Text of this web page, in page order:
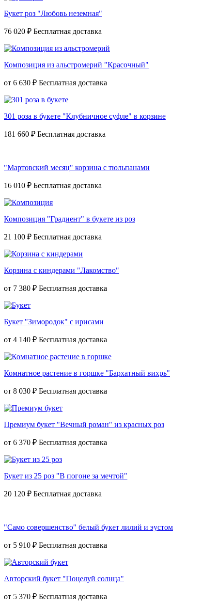
Букет роз "Любовь неземная"
76 020 ₽
Композиция из альстромерий "Красочный"
от 6 630 ₽
301 роза в букете "Клубничное суфле" в корзине
181 660 ₽
"Мартовский месяц" корзина с тюльпанами
16 010 ₽
Композиция "Градиент" в букете из роз
21 100 ₽
Корзина с киндерами "Лакомство"
от 7 380 ₽
Букет "Зимородок" с ирисами
от 4 140 ₽
Комнатное растение в горшке "Бархатный вихрь"
от 8 030 ₽
Премиум букет "Вечный роман" из красных роз
от 6 370 ₽
Букет из 25 роз "В погоне за мечтой"
20 120 ₽
"Само совершенство" белый букет лилий и эустом
от 5 910 ₽
Авторский букет "Поцелуй солнца"
от 5 370 ₽